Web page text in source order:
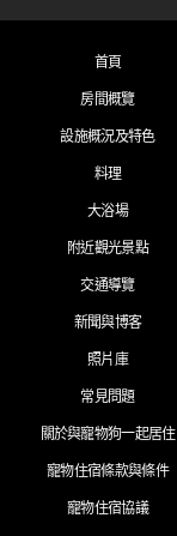
首頁
房間概覽
設施概況及特色
料理
大浴場
附近觀光景點
交通導覽
新聞與博客
照片庫
常見問題
關於與寵物狗一起居住
寵物住宿條款與條件
寵物住宿協議